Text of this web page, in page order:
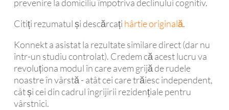
prevenire la domiciliu împotriva declinului cognitiv.
Citiți rezumatul și descărcați hârtie originală.
Konnekt a asistat la rezultate similare direct (dar nu
într-un studiu controlat). Credem că acest lucru va
revoluționa modul în care avem grijă de rudele
noastre în vârstă - atât cei care trăiesc independent,
cât și cei din cadrul îngrijirii rezidențiale pentru
vârstnici.